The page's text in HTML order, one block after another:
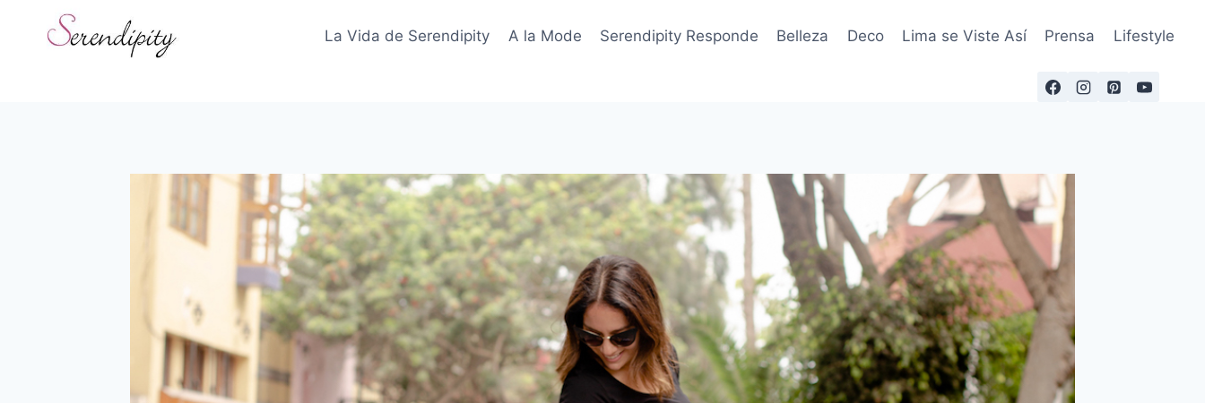
La Vida de Serendipity A la Mode Serendipity Responde Belleza Deco Lima se Viste Así Prensa Lifestyle